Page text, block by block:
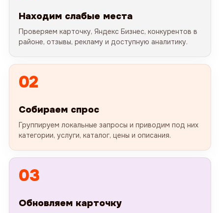
Находим слабые места
Проверяем карточку, Яндекс Бизнес, конкурентов в
районе, отзывы, рекламу и доступную аналитику.
02
Собираем спрос
Группируем локальные запросы и приводим под них
категории, услуги, каталог, цены и описания.
03
Обновляем карточку
план работ